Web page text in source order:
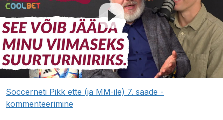
Soccerneti Pikk ette (ja MM-ile) 7. saade -
kommenteerimine